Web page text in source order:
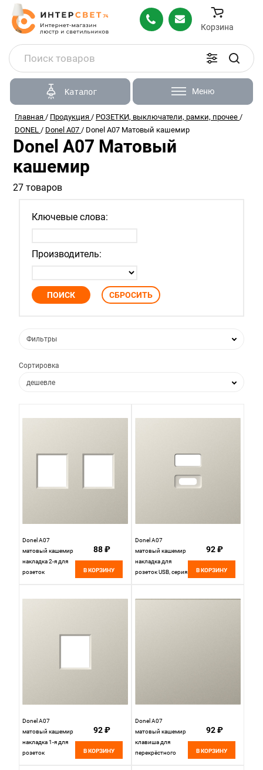
Корзина
Каталог Меню
Главная / Продукция / РОЗЕТКИ, выключатели, рамки, прочее /
DONEL / Donel A07 / Donel A07 Матовый кашемир
Donel A07 Матовый
кашемир
27 товаров
Ключевые слова:
Производитель:
Фильтры
Сортировка
дешевле
Donel A07
матовый кашемир
накладка 2-я для
розеток
88 ₽
В КОРЗИНУ
Donel A07
матовый кашемир
накладка для
розеток USB, серия
92 ₽
В КОРЗИНУ
Donel A07
матовый кашемир
накладка 1-я для
розеток
92 ₽
В КОРЗИНУ
Donel A07
матовый кашемир
клавиша для
перекрёстного
92 ₽
В КОРЗИНУ